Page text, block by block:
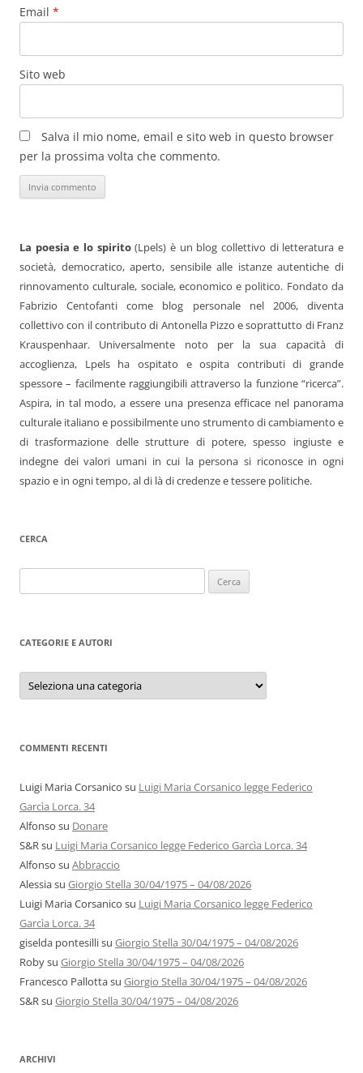
Email *
Sito web
Salva il mio nome, email e sito web in questo browser
per la prossima volta che commento.
La poesia e lo spirito(Lpels) è un blog collettivo di letteratura e
società, democratico, aperto, sensibile alle istanze autentiche di
rinnovamento culturale, sociale, economico e politico. Fondato da
Fabrizio Centofanti come blog personale nel 2006, diventa
collettivo con il contributo di Antonella Pizzo e soprattutto di Franz
Krauspenhaar. Universalmente noto per la sua capacità di
accoglienza, Lpels ha ospitato e ospita contributi di grande
spessore – facilmente raggiungibili attraverso la funzione “ricerca”.
Aspira, in tal modo, a essere una presenza efficace nel panorama
culturale italiano e possibilmente uno strumento di cambiamento e
di trasformazione delle strutture di potere, spesso ingiuste e
indegne dei valori umani in cui la persona si riconosce in ogni
spazio e in ogni tempo, al di là di credenze e tessere politiche.
CERCA
per:
CATEGORIE E AUTORI
Categorie
autori
COMMENTI RECENTI
Luigi Maria Corsanico su Luigi Maria Corsanico legge Federico
Garcìa Lorca. 34
Alfonso su Donare
S&Rsu Luigi Maria Corsanico legge Federico Garcìa Lorca. 34
Alfonso su Abbraccio
Alessiasu Giorgio Stella 30/04/1975 – 04/08/2026
Luigi Maria Corsanico su Luigi Maria Corsanico legge Federico
Garcìa Lorca. 34
giselda pontesillisu Giorgio Stella 30/04/1975 – 04/08/2026
Robysu Giorgio Stella 30/04/1975 – 04/08/2026
Francesco Pallottasu Giorgio Stella 30/04/1975 – 04/08/2026
S&Rsu Giorgio Stella 30/04/1975 – 04/08/2026
ARCHIVI